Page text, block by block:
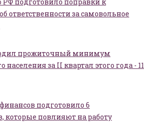
ответственности за самовольное
прожиточный минимум
населения за II квартал этого года - 11
подготовило 6
которые повлияют на работу